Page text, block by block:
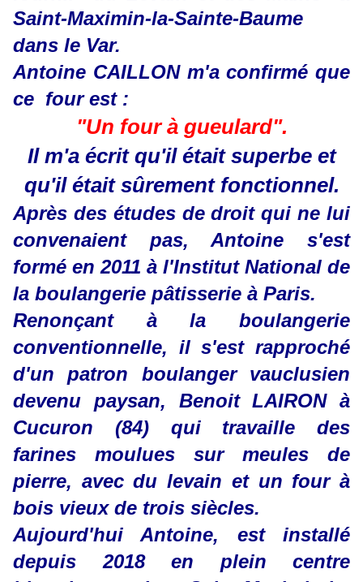
Saint-Maximin-la-Sainte-Baume
dans le Var.
Antoine CAILLON m'a confirmé que
ce four est :
"Un four à gueulard".
Il m'a écrit qu'il était superbe et
qu'il était sûrement fonctionnel.
Après des études de droit qui ne lui
convenaient pas, Antoine s'est
formé en 2011 à l'Institut National de
la boulangerie pâtisserie à Paris.
Renonçant à la boulangerie
conventionnelle, il s'est rapproché
d'un patron boulanger vauclusien
devenu paysan, Benoit LAIRON à
Cucuron (84) qui travaille des
farines moulues sur meules de
pierre, avec du levain et un four à
bois vieux de trois siècles.
Aujourd'hui Antoine, est installé
depuis 2018 en plein centre